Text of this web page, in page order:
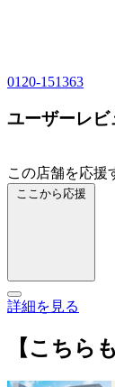
0120-151363
ユーザーレビ
この店舗を応援
ここから応援
詳細を見る
【こちら